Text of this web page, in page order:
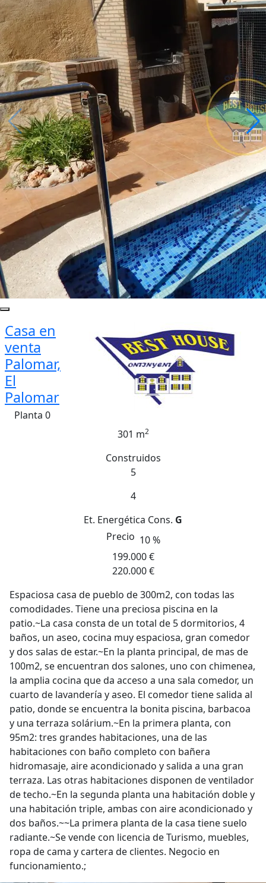
Casa en
venta
Palomar,
El
Palomar
Planta 0
301 m2
Construidos
5
4
Et. Energética Cons. G
Precio 10 %
199.000 €
220.000 €
Espaciosa casa de pueblo de 300m2, con todas las
comodidades. Tiene una preciosa piscina en la
patio.~La casa consta de un total de 5 dormitorios, 4
baños, un aseo, cocina muy espaciosa, gran comedor
y dos salas de estar.~En la planta principal, de mas de
100m2, se encuentran dos salones, uno con chimenea,
la amplia cocina que da acceso a una sala comedor, un
cuarto de lavandería y aseo. El comedor tiene salida al
patio, donde se encuentra la bonita piscina, barbacoa
y una terraza solárium.~En la primera planta, con
95m2: tres grandes habitaciones, una de las
habitaciones con baño completo con bañera
hidromasaje, aire acondicionado y salida a una gran
terraza. Las otras habitaciones disponen de ventilador
de techo.~En la segunda planta una habitación doble y
una habitación triple, ambas con aire acondicionado y
dos baños.~~La primera planta de la casa tiene suelo
radiante.~Se vende con licencia de Turismo, muebles,
ropa de cama y cartera de clientes. Negocio en
funcionamiento.;